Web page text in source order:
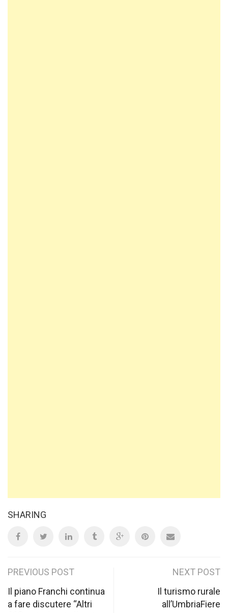
SHARING
Post
navigation
PREVIOUS POST
Il piano Franchi continua
a fare discutere “Altri
NEXT POST
Il turismo rurale
all’UmbriaFiere